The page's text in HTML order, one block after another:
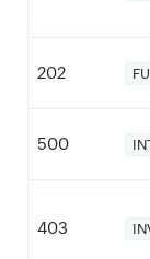
202
500
403